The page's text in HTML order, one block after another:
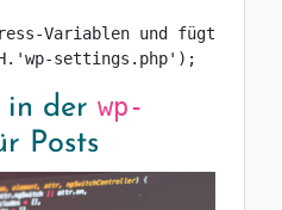
Variablen und fügt
settings.php');
in der wp-
Posts